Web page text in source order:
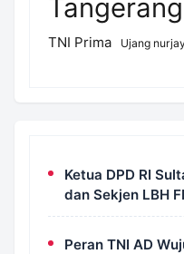
Tangerang
TNI Prima
Ujang
Ketua DPD RI
dan Sekjen LBH
Bahas Geopolitik
Peran TNI AD